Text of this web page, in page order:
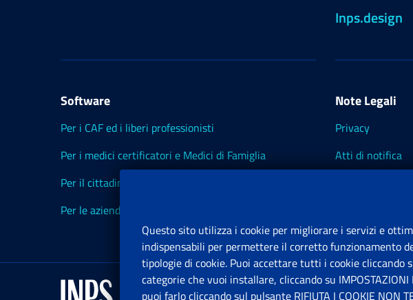
Inps.design
Software
Per i CAF ed i liberi professionisti
Per i medici certificatori e Medici di Famiglia
Per il cittadino
Per le aziende ed i Consulenti
Note Legali
Privacy
Atti di notifica
Questo sito utilizza i cookie per migliorare i servizi e
indispensabili per permettere il corretto funzionamento
tipologie di cookie. Puoi accettare tutti i cookie cliccando
categorie che vuoi installare, cliccando su
puoi farlo cliccando sul pulsante RIFIUTA I COOKIE NON